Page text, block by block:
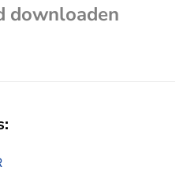
downloaden